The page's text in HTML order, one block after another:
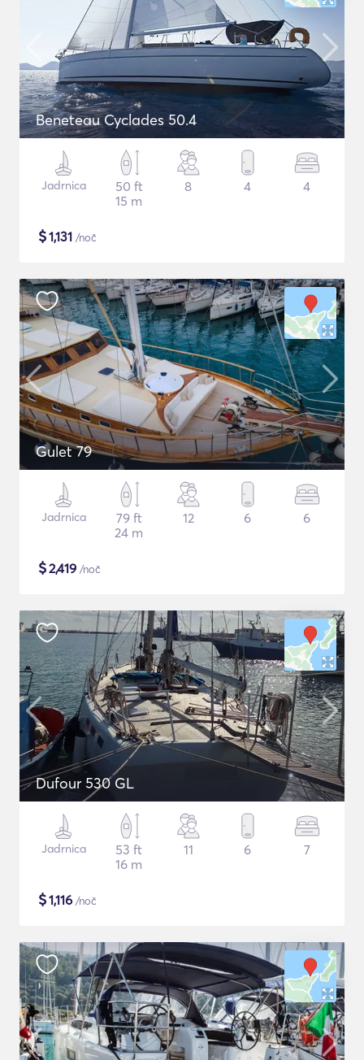
Beneteau Cyclades 50.4
Jadrnica
50 ft
15 m
8 4 4
$1,131 /noč
Gulet 79
Jadrnica
79 ft
24 m
12 6 6
$2,419 /noč
Dufour 530 GL
Jadrnica
53 ft
16 m
11 6 7
$1,116 /noč